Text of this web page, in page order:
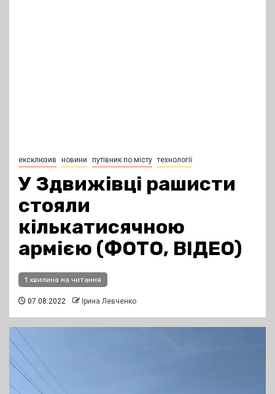
ексклюзив новини путівник по місту технології
У Здвижівці рашисти
стояли
кількатисячною
армією (ФОТО, ВІДЕО)
1 хвилина на читання
07.08.2022 Ірина Левченко